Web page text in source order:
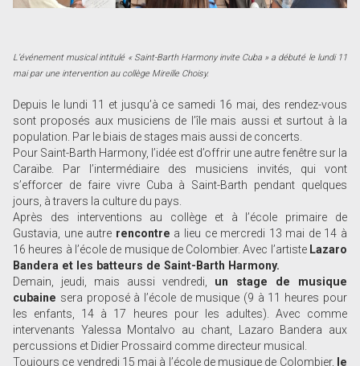
L’événement musical intitulé « Saint-Barth Harmony invite Cuba » a débuté le lundi 11
mai par une intervention au collège Mireille Choisy.
Depuis le lundi 11 et jusqu’à ce samedi 16 mai, des rendez-vous
sont proposés aux musiciens de l’île mais aussi et surtout à la
population. Par le biais de stages mais aussi de concerts.
Pour Saint-Barth Harmony, l’idée est d’offrir une autre fenêtre sur la
Caraïbe. Par l’intermédiaire des musiciens invités, qui vont
s’efforcer de faire vivre Cuba à Saint-Barth pendant quelques
jours, à travers la culture du pays.
Après des interventions au collège et à l’école primaire de
Gustavia, une autre rencontre a lieu ce mercredi 13 mai de 14 à
16 heures à l’école de musique de Colombier. Avec l’artiste Lazaro
Bandera et les batteurs de Saint-Barth Harmony.
Demain, jeudi, mais aussi vendredi, un stage de musique
cubaine sera proposé à l’école de musique (9 à 11 heures pour
les enfants, 14 à 17 heures pour les adultes). Avec comme
intervenants Yalessa Montalvo au chant, Lazaro Bandera aux
percussions et Didier ­Prossaird comme directeur musical.
Toujours ce vendredi 15 mai à l’école de musique de Colombier,
le